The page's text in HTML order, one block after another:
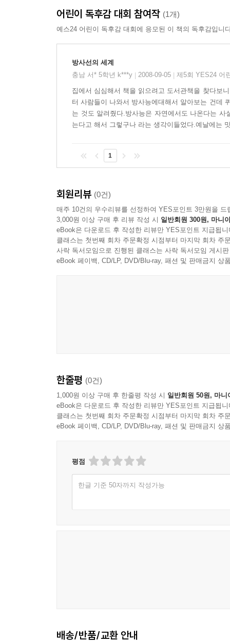
어린이 독후감 대회 참여작 (1개)
예스24 어린이 독후감 대회에 응모된 이 책의 독후감입니
방사선의 세계
충남 서* 5학년 k***y
2008-09-05 제5회 YES24 어
집에서 심심해서 책을 읽으려고 도서관책을 찾다보
터 사람들이 나와서 방사능에대해서 알아보는 건데
는 것도 알려줬다.방사능은 자연에서도 나온다는
는다고 해서 그렇구나 라는 생각이들었다.예날에는
1
회원리뷰 (0건)
매주 10건의 우수리뷰를 선정하여 YES포인트 3만원을 드
3,000원 이상 구매 후 리뷰 작성 시 일반회원 300원, 마니
eBook은 다운로드 후 작성한 리뷰만 YES포인트 지급됩니
클래스는 첫번째 회차 주문확정 시점부터 마지막 회차 주
사락 독서모임으로 진행된 클래스는 사락 독서모임 게시
eBook 페이백, CD/LP, DVD/Blu-ray, 패션 및 판매금지 상
한줄평 (0건)
1,000원 이상 구매 후 한줄평 작성 시 일반회원 50원, 마니
eBook은 다운로드 후 작성한 리뷰만 YES포인트 지급됩니
클래스는 첫번째 회차 주문확정 시점부터 마지막 회차 주
eBook 페이백, CD/LP, DVD/Blu-ray, 패션 및 판매금지 상
평점
한글 기준 50자까지 작성가능
배송/반품/교환 안내